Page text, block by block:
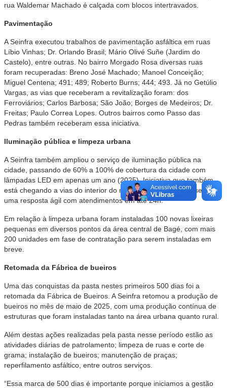
rua Waldemar Machado é calçada com blocos intertravados.
Pavimentação
A Seinfra executou trabalhos de pavimentação asfáltica em ruas
Líbio Vinhas; Dr. Orlando Brasil; Mário Olivé Suñe (Jardim do
Castelo), entre outras. No bairro Morgado Rosa diversas ruas
foram recuperadas: Breno José Machado; Manoel Conceição;
Miguel Centena; 491; 489; Roberto Burns; 444; 493. Já no Getúlio
Vargas, as vias que receberam a revitalização foram: dos
Ferroviários; Carlos Barbosa; São João; Borges de Medeiros; Dr.
Freitas; Paulo Correa Lopes. Outros bairros como Passo das
Pedras também receberam essa iniciativa.
Iluminação pública e limpeza urbana
A Seinfra também ampliou o serviço de iluminação pública na
cidade, passando de 60% a 100% de cobertura da cidade com
lâmpadas LED em apenas um ano (2025). Iniciativa que também
está chegando a vias do interior do município. O setor apresenta
uma resposta ágil com atendimentos em até 24h.
Em relação à limpeza urbana foram instaladas 100 novas lixeiras
pequenas em diversos pontos da área central de Bagé, com mais
200 unidades em fase de contratação para serem instaladas em
breve.
Retomada da Fábrica de bueiros
Uma das conquistas da pasta nestes primeiros 500 dias foi a
retomada da Fábrica de Bueiros. A Seinfra retomou a produção de
bueiros no mês de maio de 2025, com uma produção contínua de
estruturas que foram instaladas tanto na área urbana quanto rural.
Além destas ações realizadas pela pasta nesse período estão as
atividades diárias de patrolamento; limpeza de ruas e corte de
grama; instalação de bueiros; manutenção de praças;
reperfilamento asfáltico, entre outros serviços.
“Essa marca de 500 dias é importante porque iniciamos a gestão